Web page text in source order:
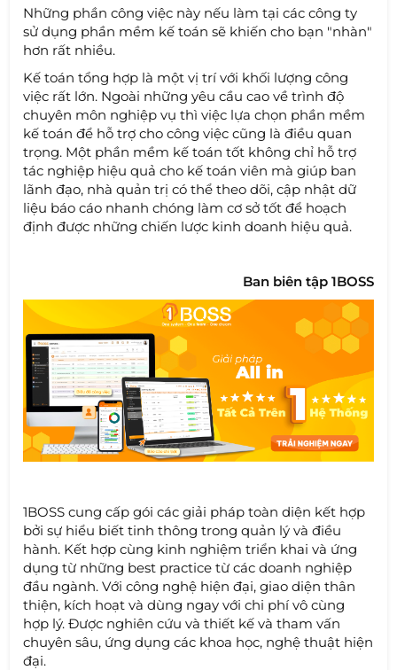
Những phần công việc này nếu làm tại các công ty
sử dụng phần mềm kế toán sẽ khiến cho bạn "nhàn"
hơn rất nhiều.
Kế toán tổng hợp là một vị trí với khối lượng công
việc rất lớn. Ngoài những yêu cầu cao về trình độ
chuyên môn nghiệp vụ thì việc lựa chọn phần mềm
kế toán để hỗ trợ cho công việc cũng là điều quan
trọng. Một phần mềm kế toán tốt không chỉ hỗ trợ
tác nghiệp hiệu quả cho kế toán viên mà giúp ban
lãnh đạo, nhà quản trị có thể theo dõi, cập nhật dữ
liệu báo cáo nhanh chóng làm cơ sở tốt để hoạch
định được những chiến lược kinh doanh hiệu quả.
Ban biên tập 1BOSS
1BOSS cung cấp gói các giải pháp toàn diện kết hợp
bởi sự hiểu biết tinh thông trong quản lý và điều
hành. Kết hợp cùng kinh nghiệm triển khai và ứng
dụng từ những best practice từ các doanh nghiệp
đầu ngành. Với công nghệ hiện đại, giao diện thân
thiện, kích hoạt và dùng ngay với chi phí vô cùng
hợp lý. Được nghiên cứu và thiết kế và tham vấn
chuyên sâu, ứng dụng các khoa học, nghệ thuật hiện
đại.